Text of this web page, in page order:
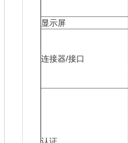
显示屏
连接器/接口